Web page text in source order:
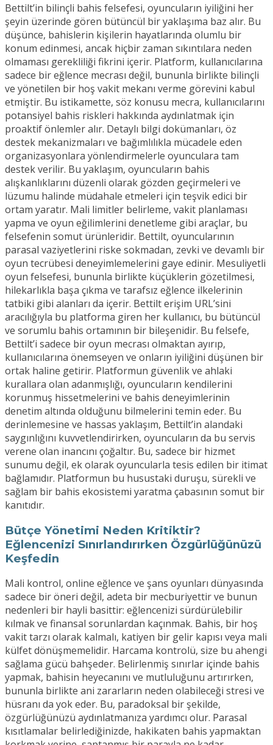
Bettilt’in bilinçli bahis felsefesi, oyuncuların iyiliğini her
şeyin üzerinde gören bütüncül bir yaklaşıma baz alır. Bu
düşünce, bahislerin kişilerin hayatlarında olumlu bir
konum edinmesi, ancak hiçbir zaman sıkıntılara neden
olmaması gerekliliği fikrini içerir. Platform, kullanıcılarına
sadece bir eğlence mecrası değil, bununla birlikte bilinçli
ve yönetilen bir hoş vakit mekanı verme görevini kabul
etmiştir. Bu istikamette, söz konusu mecra, kullanıcılarını
potansiyel bahis riskleri hakkında aydınlatmak için
proaktif önlemler alır. Detaylı bilgi dokümanları, öz
destek mekanizmaları ve bağımlılıkla mücadele eden
organizasyonlara yönlendirmelerle oyunculara tam
destek verilir. Bu yaklaşım, oyuncuların bahis
alışkanlıklarını düzenli olarak gözden geçirmeleri ve
lüzumu halinde müdahale etmeleri için teşvik edici bir
ortam yaratır. Mali limitler belirleme, vakit planlaması
yapma ve oyun eğilimlerini denetleme gibi araçlar, bu
felsefenin somut ürünleridir. Bettilt, oyuncularının
parasal vaziyetlerini riske sokmadan, zevki ve devamlı bir
oyun tecrübesi deneyimlemelerini gaye edinir. Mesuliyetli
oyun felsefesi, bununla birlikte küçüklerin gözetilmesi,
hilekarlıkla başa çıkma ve tarafsız eğlence ilkelerinin
tatbiki gibi alanları da içerir. Bettilt erişim URL’sini
aracılığıyla bu platforma giren her kullanıcı, bu bütüncül
ve sorumlu bahis ortamının bir bileşenidir. Bu felsefe,
Bettilt’i sadece bir oyun mecrası olmaktan ayırıp,
kullanıcılarına önemseyen ve onların iyiliğini düşünen bir
ortak haline getirir. Platformun güvenlik ve ahlaki
kurallara olan adanmışlığı, oyuncuların kendilerini
korunmuş hissetmelerini ve bahis deneyimlerinin
denetim altında olduğunu bilmelerini temin eder. Bu
derinlemesine ve hassas yaklaşım, Bettilt’in alandaki
saygınlığını kuvvetlendirirken, oyuncuların da bu servis
verene olan inancını çoğaltır. Bu, sadece bir hizmet
sunumu değil, ek olarak oyuncularla tesis edilen bir itimat
bağlamıdır. Platformun bu husustaki duruşu, sürekli ve
sağlam bir bahis ekosistemi yaratma çabasının somut bir
kanıtıdır.
Bütçe Yönetimi Neden Kritiktir?
Eğlencenizi Sınırlandırırken Özgürlüğünüzü
Keşfedin
Mali kontrol, online eğlence ve şans oyunları dünyasında
sadece bir öneri değil, adeta bir mecburiyettir ve bunun
nedenleri bir hayli basittir: eğlencenizi sürdürülebilir
kılmak ve finansal sorunlardan kaçınmak. Bahis, bir hoş
vakit tarzı olarak kalmalı, katiyen bir gelir kapısı veya mali
külfet dönüşmemelidir. Harcama kontrolü, size bu ahengi
sağlama gücü bahşeder. Belirlenmiş sınırlar içinde bahis
yapmak, bahisin heyecanını ve mutluluğunu artırırken,
bununla birlikte ani zararların neden olabileceği stresi ve
hüsranı da yok eder. Bu, paradoksal bir şekilde,
özgürlüğünüzü aydınlatmanıza yardımcı olur. Parasal
kısıtlamalar belirlediğinizde, hakikaten bahis yapmaktan